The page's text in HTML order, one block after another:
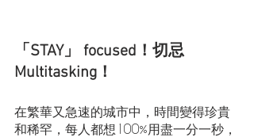
「STAY」 focused！切忌
Multitasking！
在繁華又急速的城市中，時間變得珍貴
和稀罕，每人都想100%用盡一分一秒，